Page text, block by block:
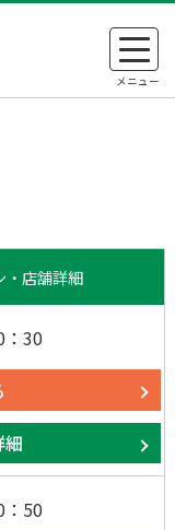
・店舗詳細
30
50